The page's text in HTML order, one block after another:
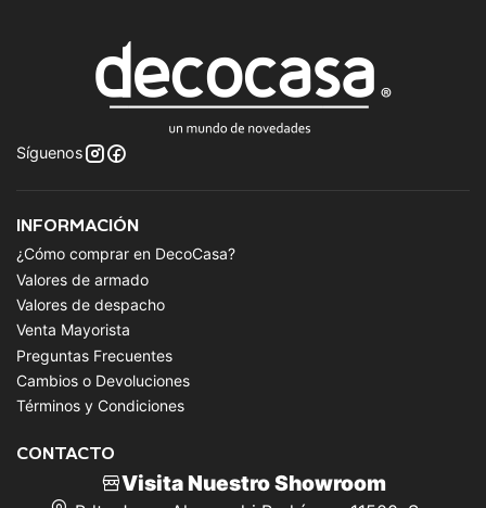
Síguenos
INFORMACIÓN
¿Cómo comprar en DecoCasa?
Valores de armado
Valores de despacho
Venta Mayorista
Preguntas Frecuentes
Cambios o Devoluciones
Términos y Condiciones
CONTACTO
Visita Nuestro Showroom